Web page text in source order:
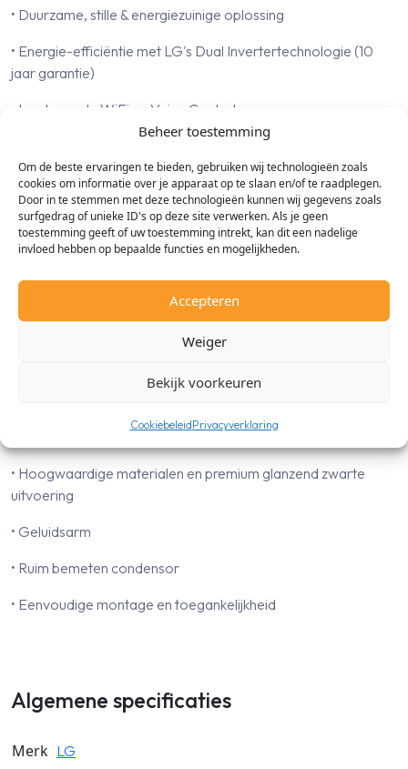
Beheer toestemming
Om de beste ervaringen te bieden, gebruiken wij technologieën zoals
cookies om informatie over je apparaat op te slaan en/of te raadplegen.
Door in te stemmen met deze technologieën kunnen wij gegevens zoals
surfgedrag of unieke ID's op deze site verwerken. Als je geen
toestemming geeft of uw toestemming intrekt, kan dit een nadelige
invloed hebben op bepaalde functies en mogelijkheden.
Accepteren
Weiger
Bekijk voorkeuren
CookiebeleidPrivacyverklaring
• Duurzame, stille & energiezuinige oplossing
• Energie-efficiëntie met LG's Dual Invertertechnologie (10
jaar garantie)
• Ingebouwde WiFi en Voice Control
• Airco en luchtreiniger in een met PM 1.0 sensor
Uitgelichte kenmerken:
• Verwijdert allergenen, fijnstof en geurstoffen met UV Nano,
Plasmaster Ionizer+ en microstoffilter
• De PM 1.0 sensor detecteert realtime fijnstof in de ruimte. 5
Miljoen negatieve ionen worden in de lucht verspreid om zich
aan stofdeeltjes te hechten en vervolgens worden deze uit de
• Realtime weergave van de luchtkwaliteit op de unit als in de
• Hoogwaardige materialen en premium glanzend zwarte
uitvoering
• Geluidsarm
• Ruim bemeten condensor
• Eenvoudige montage en toegankelijkheid
Algemene specificaties
Merk LG